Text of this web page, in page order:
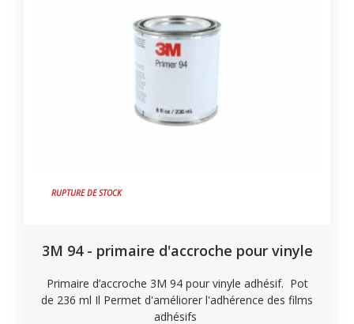
RUPTURE DE STOCK
3M 94 - primaire d'accroche pour vinyle
Primaire d’accroche 3M 94 pour vinyle adhésif. Pot
de 236 ml Il Permet d'améliorer l'adhérence des films
adhésifs